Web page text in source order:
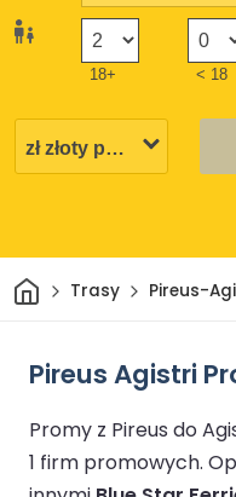
18+ < 18
DomTrasy Pireus-
Pireus Agistri
Promy z Pireus do
1 firm promowych.